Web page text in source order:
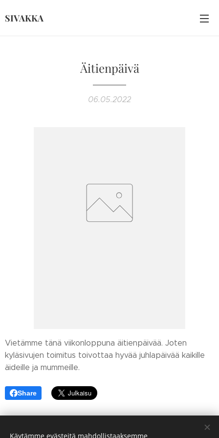
SIVAKKA
Äitienpäivä
06.05.2022
Vietämme tänä viikonloppuna äitienpäivää. Joten
kyläsivujen toimitus toivottaa hyvää juhlapäivää kaikille
äideille ja mummeille.
Share
Käytämme evästeitä mahdollistaaksemme